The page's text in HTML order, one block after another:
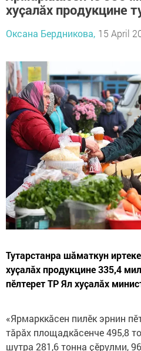
хуҫалӑх продукцине
Оксана Бердникова, 15 April
Тутарстанра шăматкун
хуҫалӑх продукцине 335,4
пӗлтерет ТР Ял хуҫалӑх
«Ярмарккӑсен пилӗк эрнин
тӑрӑх площадкӑсенче 495,8
шутра 281,6 тонна ҫӗрулми,